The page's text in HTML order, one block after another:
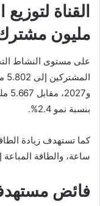
مليون
على مستوى النشاط
بنسبة نمو 2.4%.
ساعة، والطاقة المباعة إلى 31.730 مليار